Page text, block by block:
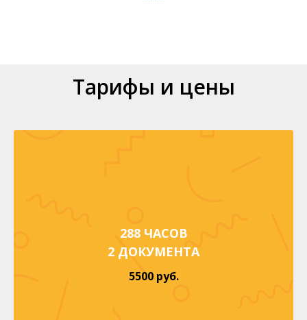
Тарифы и цены
288 ЧАСОВ
2 ДОКУМЕНТА
5500 руб.